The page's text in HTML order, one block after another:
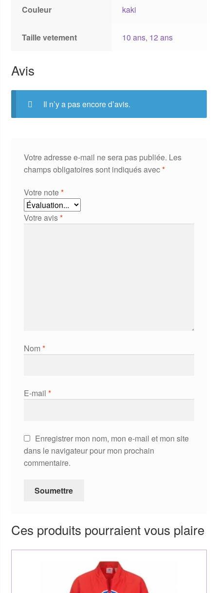
Couleur kaki
Taille vetement 10 ans, 12 ans
Avis
Il n’y a pas encore d’avis.
Votre adresse e-mail ne sera pas publiée. Les
champs obligatoires sont indiqués avec*
Votre note*
Votre avis*
Nom *
E-mail *
Enregistrer mon nom, mon e-mail et mon site
dans le navigateur pour mon prochain
commentaire.
Ces produits pourraient vous plaire